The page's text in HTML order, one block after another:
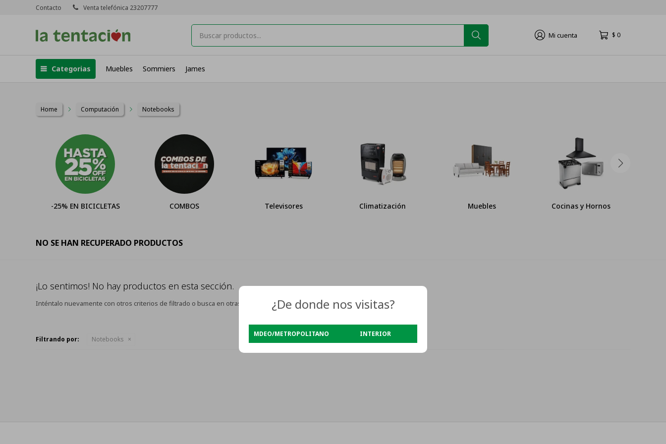
Categorias Muebles Sommiers James
$ 0
Contacto Venta telefónica 23207777
Home Computación Notebooks
-25% EN BICICLETAS COMBOS Televisores Climatización Muebles Cocinas y Hornos
NO SE HAN RECUPERADO PRODUCTOS
¡Lo sentimos! No hay productos en esta sección.
Inténtalo nuevamente con otros criterios de filtrado o busca en otras secciones de nuestro catálogo.
Filtrando por: Notebooks
¿De donde nos visitas?
MDEO/METROPOLITANO INTERIOR